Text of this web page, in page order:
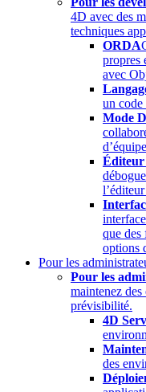
4D avec des
techniques
ORDA
propres
avec
un code
Mode
Éditeur
que des
options
Pour les
Pour les
maintenez
prévisibilité.
4D
des